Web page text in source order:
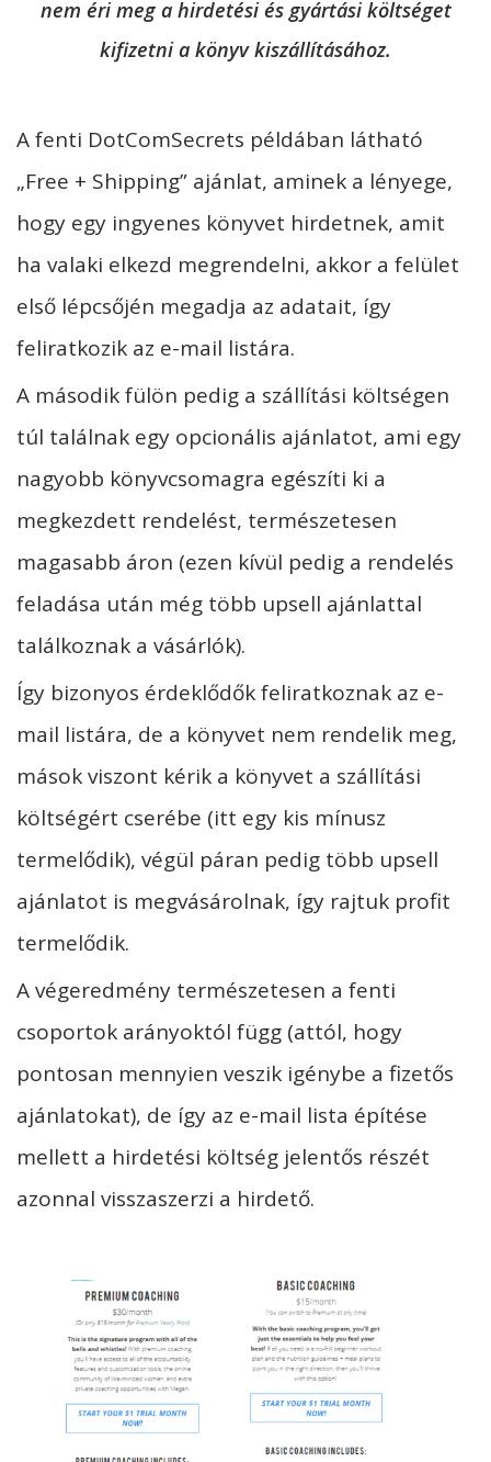
nem éri meg a hirdetési és gyártási költséget
kifizetni a könyv kiszállításához.
A fenti DotComSecrets példában látható
„Free + Shipping” ajánlat, aminek a lényege,
hogy egy ingyenes könyvet hirdetnek, amit
ha valaki elkezd megrendelni, akkor a felület
első lépcsőjén megadja az adatait, így
feliratkozik az e-mail listára.
A második fülön pedig a szállítási költségen
túl találnak egy opcionális ajánlatot, ami egy
nagyobb könyvcsomagra egészíti ki a
megkezdett rendelést, természetesen
magasabb áron (ezen kívül pedig a rendelés
feladása után még több upsell ajánlattal
találkoznak a vásárlók).
Így bizonyos érdeklődők feliratkoznak az e-
mail listára, de a könyvet nem rendelik meg,
mások viszont kérik a könyvet a szállítási
költségért cserébe (itt egy kis mínusz
termelődik), végül páran pedig több upsell
ajánlatot is megvásárolnak, így rajtuk profit
termelődik.
A végeredmény természetesen a fenti
csoportok arányoktól függ (attól, hogy
pontosan mennyien veszik igénybe a fizetős
ajánlatokat), de így az e-mail lista építése
mellett a hirdetési költség jelentős részét
azonnal visszaszerzi a hirdető.